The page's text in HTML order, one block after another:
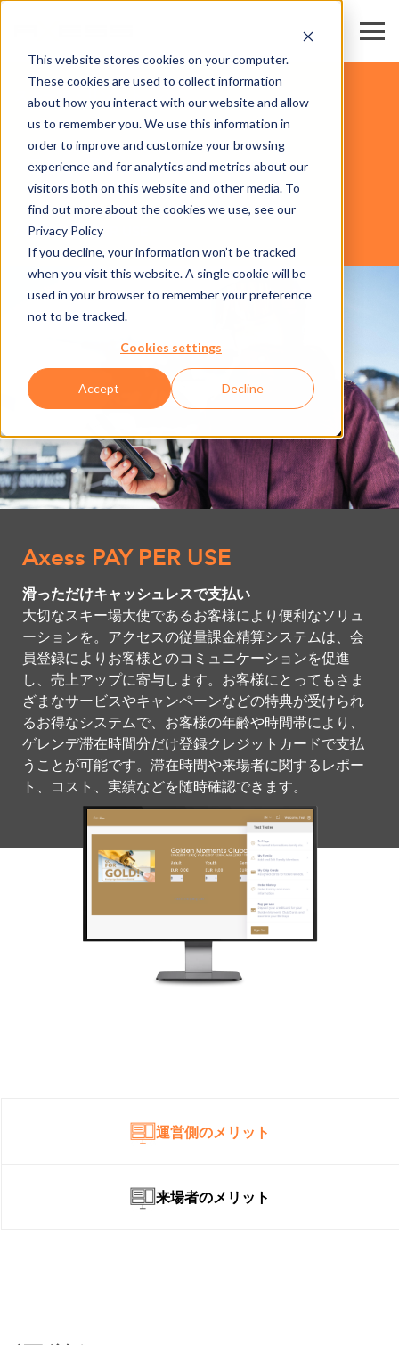
This website stores cookies on your computer.
These cookies are used to collect information
about how you interact with our website and allow
us to remember you. We use this information in
order to improve and customize your browsing
experience and for analytics and metrics about our
visitors both on this website and other media. To
find out more about the cookies we use, see our
Privacy Policy
If you decline, your information won’t be tracked
when you visit this website. A single cookie will be
used in your browser to remember your preference
not to be tracked.
Cookies settings
Accept Decline
AXESS PAY PER USE
ソフトウェア
スキー場・リゾート
Axess PAY PER USE
滑っただけキャッシュレスで支払い
大切なスキー場大使であるお客様により便利なソリュ
ーションを。アクセスの従量課金精算システムは、会
員登録によりお客様とのコミュニケーションを促進
し、売上アップに寄与します。お客様にとってもさま
ざまなサービスやキャンペーンなどの特典が受けられ
るお得なシステムで、お客様の年齢や時間帯により、
ゲレンデ滞在時間分だけ登録クレジットカードで支払
うことが可能です。滞在時間や来場者に関するレポー
ト、コスト、実績などを随時確認できます。
運営側のメリット
来場者のメリット